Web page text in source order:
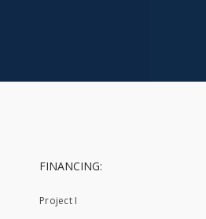
FINANCING:
Project I